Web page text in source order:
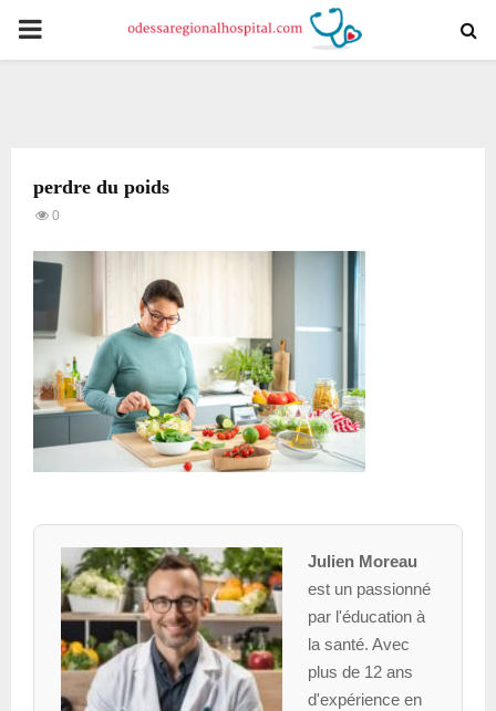
PRIMARY
perdre du poids
0
Julien Moreau
est un passionné
par l'éducation à
la santé. Avec
plus de 12 ans
d'expérience en